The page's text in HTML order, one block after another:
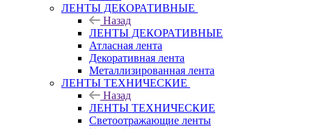
ЛЕНТЫ ДЕКОРАТИВНЫЕ
Назад
ЛЕНТЫ ДЕКОРАТИВНЫЕ
Атласная лента
Декоративная лента
Металлизированная лента
ЛЕНТЫ ТЕХНИЧЕСКИЕ
Назад
ЛЕНТЫ ТЕХНИЧЕСКИЕ
Светоотражающие ленты